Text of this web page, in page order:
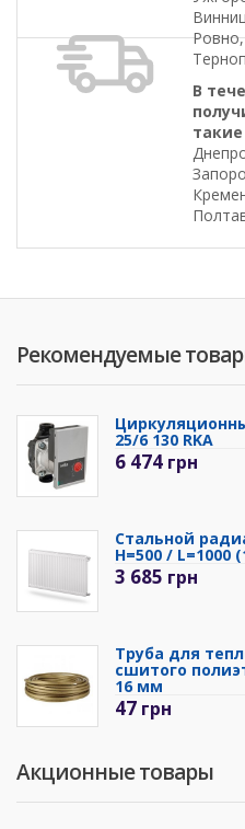
В
Рекомендуемые
25/6 130 RKA
6 474 грн
Стальной
H=500 / L=1000
3 685 грн
Труба для
сшитого
16 мм
47 грн
Акционные товары